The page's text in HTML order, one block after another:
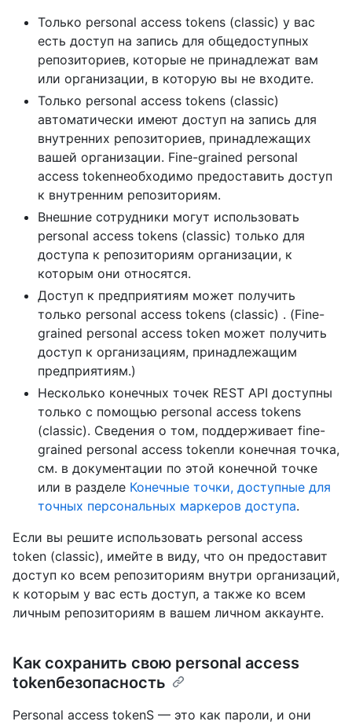
Только personal access tokens (classic) у вас
есть доступ на запись для общедоступных
репозиториев, которые не принадлежат вам
или организации, в которую вы не входите.
Только personal access tokens (classic)
автоматически имеют доступ на запись для
внутренних репозиториев, принадлежащих
вашей организации. Fine-grained personal
access tokenнеобходимо предоставить доступ
к внутренним репозиториям.
Внешние сотрудники могут использовать
personal access tokens (classic) только для
доступа к репозиториям организации, к
которым они относятся.
Доступ к предприятиям может получить
только personal access tokens (classic) . (Fine-
grained personal access token может получить
доступ к организациям, принадлежащим
предприятиям.)
Несколько конечных точек REST API доступны
только с помощью personal access tokens
(classic). Сведения о том, поддерживает fine-
grained personal access tokenли конечная точка,
см. в документации по этой конечной точке
или в разделе Конечные точки, доступные для
точных персональных маркеров доступа.
Если вы решите использовать personal access
token (classic), имейте в виду, что он предоставит
доступ ко всем репозиториям внутри организаций,
к которым у вас есть доступ, а также ко всем
личным репозиториям в вашем личном аккаунте.
Как сохранить свою personal access
tokenбезопасность
Personal access tokenS — это как пароли, и они